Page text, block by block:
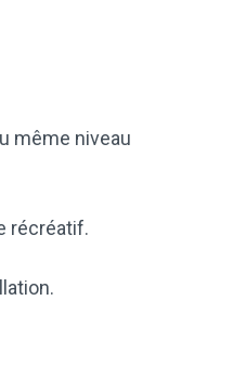
même niveau
récréatif.